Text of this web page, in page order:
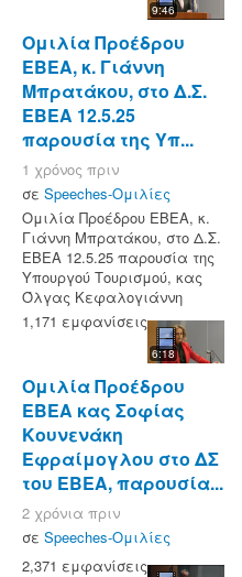
9:46
Ομιλία Προέδρου
ΕΒΕΑ, κ. Γιάννη
Μπρατάκου, στο Δ.Σ.
ΕΒΕΑ 12.5.25
παρουσία της Υπ...
1 χρόνος πριν
σε Speeches-Ομιλίες
Ομιλία Προέδρου ΕΒΕΑ, κ.
Γιάννη Μπρατάκου, στο Δ.Σ.
ΕΒΕΑ 12.5.25 παρουσία της
Υπουργού Τουρισμού, κας
Όλγας Κεφαλογιάννη
1,171 εμφανίσεις
6:18
Ομιλία Προέδρου
ΕΒΕΑ κας Σοφίας
Κουνενάκη
Εφραίμογλου στο ΔΣ
του ΕΒΕΑ, παρουσία...
2 χρόνια πριν
σε Speeches-Ομιλίες
2,371 εμφανίσεις